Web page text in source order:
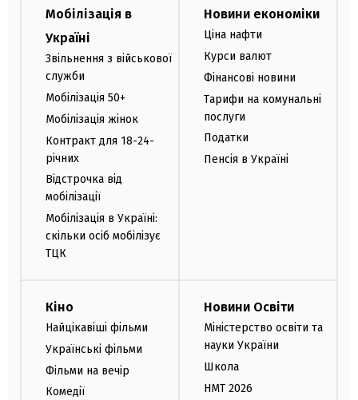
Мобілізація в
Україні
Звільнення з військової
служби
Мобілізація 50+
Мобілізація жінок
Контракт для 18-24-
річних
Відстрочка від
мобілізації
Мобілізація в Україні:
скільки осіб мобілізує
ТЦК
Новини економіки
Ціна нафти
Курси валют
Фінансові новини
Тарифи на комунальні
послуги
Податки
Пенсія в Україні
Кіно
Найцікавіші фільми
Українські фільми
Фільми на вечір
Комедії
Новини Освіти
Міністерство освіти та
науки України
Школа
НМТ 2026